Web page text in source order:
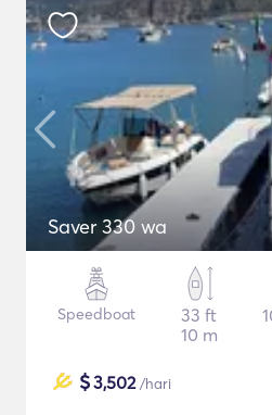
Saver 330 wa
Speedboat
33 ft
10 m
$3,502/hari